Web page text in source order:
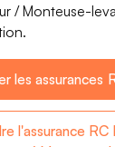
/ Monteuse-
les assurances
l'assurance RC